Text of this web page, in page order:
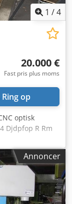
1 /4
20.000 €
Fast pris plus moms
Ring op
optisk
Djdpfop R Rm
Annoncer